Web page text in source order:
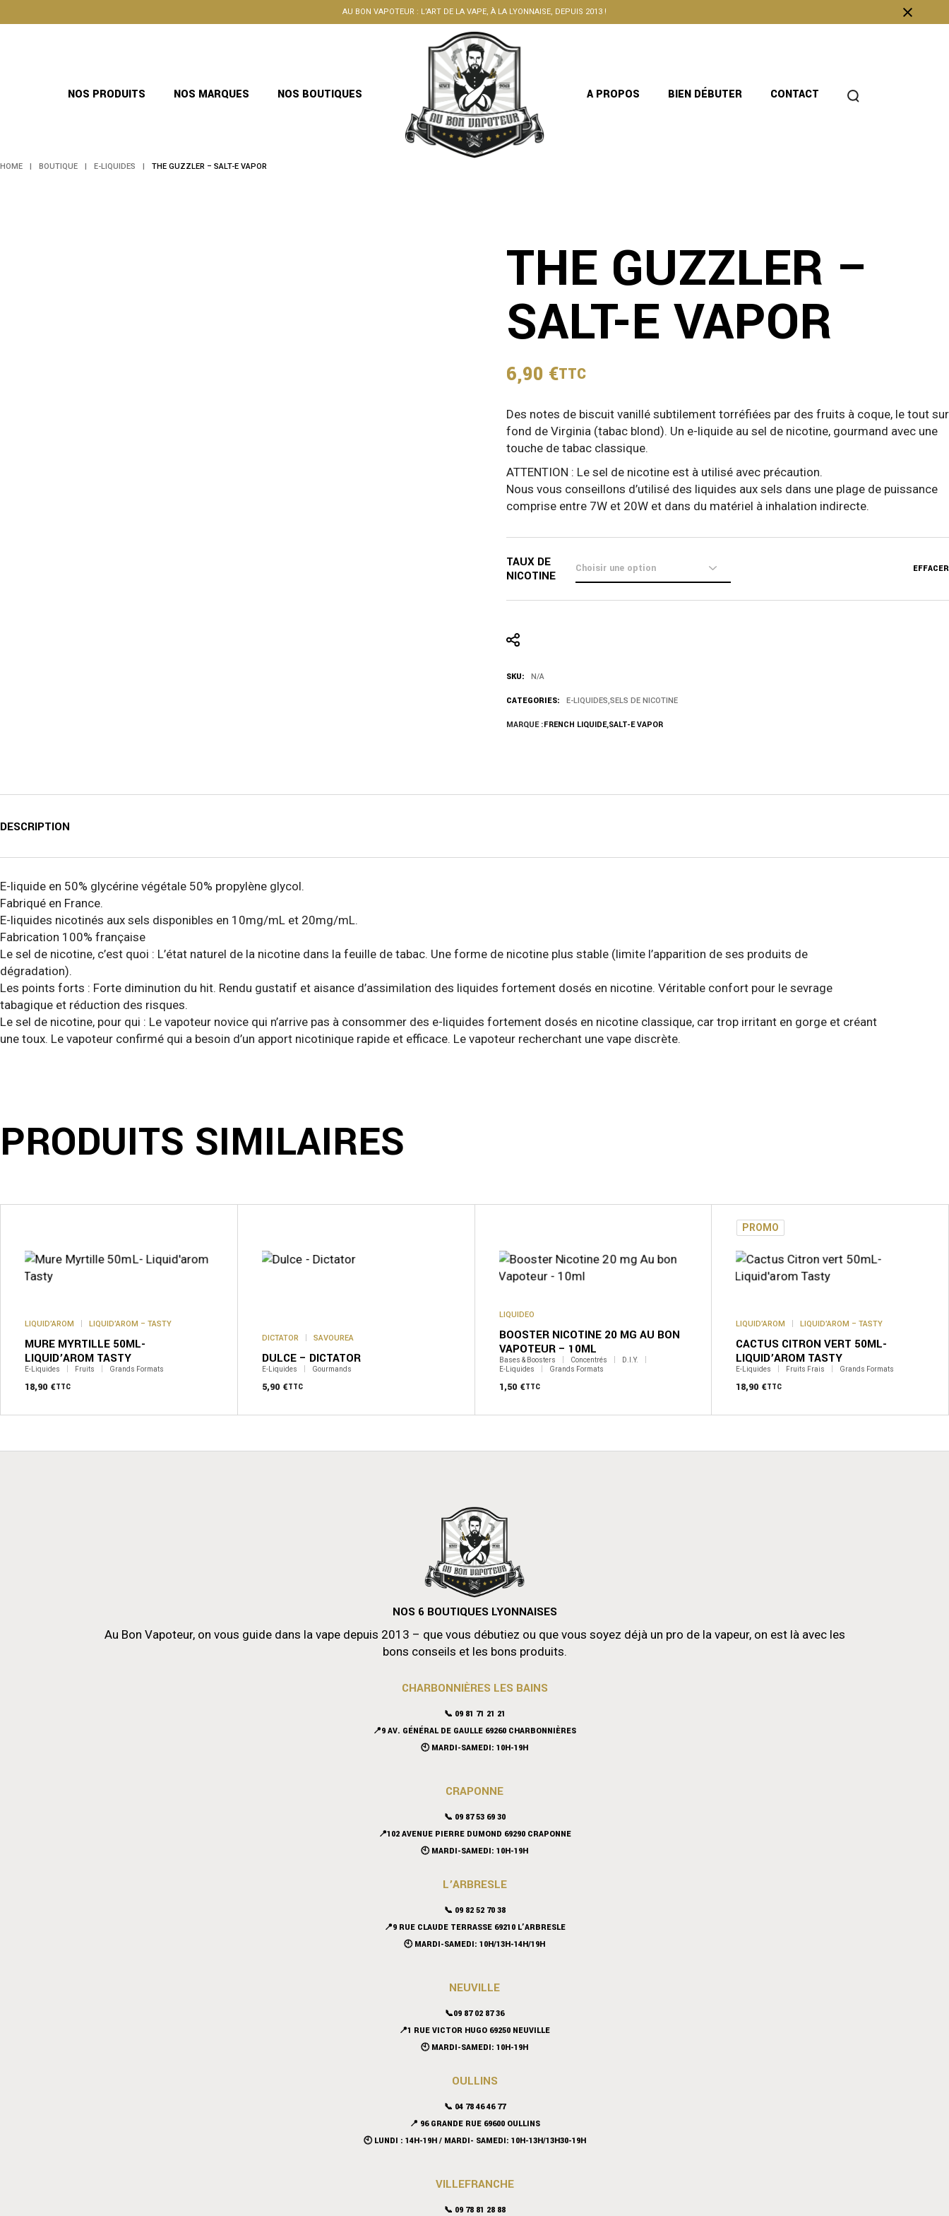
AU BON VAPOTEUR : L’ART DE LA VAPE, À LA LYONNAISE, DEPUIS 2013 !
NOS PRODUITS NOS MARQUES NOS BOUTIQUES A PROPOS BIEN DÉBUTER CONTACT
HOME BOUTIQUE E-LIQUIDES THE GUZZLER – SALT-E VAPOR
THE GUZZLER –
SALT-E VAPOR
6,90 €TTC
Des notes de biscuit vanillé subtilement torréfiées par des fruits à coque, le tout sur
fond de Virginia (tabac blond). Un e-liquide au sel de nicotine, gourmand avec une
touche de tabac classique.
ATTENTION : Le sel de nicotine est à utilisé avec précaution.
Nous vous conseillons d’utilisé des liquides aux sels dans une plage de puissance
comprise entre 7W et 20W et dans du matériel à inhalation indirecte.
TAUX DE
NICOTINE
EFFACER
SKU: N/A
CATEGORIES: E-LIQUIDES,SELS DE NICOTINE
MARQUE :FRENCH LIQUIDE,SALT-E VAPOR
DESCRIPTION
E-liquide en 50% glycérine végétale 50% propylène glycol.
Fabriqué en France.
E-liquides nicotinés aux sels disponibles en 10mg/mL et 20mg/mL.
Fabrication 100% française
Le sel de nicotine, c’est quoi : L’état naturel de la nicotine dans la feuille de tabac. Une forme de nicotine plus stable (limite l’apparition de ses produits de
dégradation).
Les points forts : Forte diminution du hit. Rendu gustatif et aisance d’assimilation des liquides fortement dosés en nicotine. Véritable confort pour le sevrage
tabagique et réduction des risques.
Le sel de nicotine, pour qui : Le vapoteur novice qui n’arrive pas à consommer des e-liquides fortement dosés en nicotine classique, car trop irritant en gorge et créant
une toux. Le vapoteur confirmé qui a besoin d’un apport nicotinique rapide et efficace. Le vapoteur recherchant une vape discrète.
PRODUITS SIMILAIRES
LIQUID’AROM LIQUID’AROM – TASTY
MURE MYRTILLE 50ML-
LIQUID’AROM TASTY
E-Liquides Fruits Grands Formats
18,90 €TTC
DICTATOR SAVOUREA
DULCE – DICTATOR
E-Liquides Gourmands
5,90 €TTC
variations.
page
LIQUIDEO
BOOSTER NICOTINE 20 MG AU BON
VAPOTEUR – 10ML
Bases & Boosters Concentrés
D.I.Y.
E-Liquides
Grands Formats
1,50 €TTC
PROMO
LIQUID’AROM LIQUID’AROM – TASTY
CACTUS CITRON VERT 50ML-
LIQUID’AROM TASTY
E-Liquides Fruits Frais Grands Formats
18,90 €TTC
NOS 6 BOUTIQUES LYONNAISES
Au Bon Vapoteur, on vous guide dans la vape depuis 2013 – que vous débutiez ou que vous soyez déjà un pro de la vapeur, on est là avec les
bons conseils et les bons produits.
CHARBONNIÈRES LES BAINS
📞 09 81 71 21 21
📍9 AV. GÉNÉRAL DE GAULLE 69260 CHARBONNIÈRES
🕙 MARDI-SAMEDI: 10H-19H
CRAPONNE
📞 09 87 53 69 30
📍102 AVENUE PIERRE DUMOND 69290 CRAPONNE
🕙 MARDI-SAMEDI: 10H-19H
L’ARBRESLE
📞 09 82 52 70 38
📍9 RUE CLAUDE TERRASSE 69210 L’ARBRESLE
🕙 MARDI-SAMEDI: 10H/13H-14H/19H
NEUVILLE
📞09 87 02 87 36
📍1 RUE VICTOR HUGO 69250 NEUVILLE
🕙 MARDI-SAMEDI: 10H-19H
OULLINS
📞 04 78 46 46 77
📍 96 GRANDE RUE 69600 OULLINS
🕙 LUNDI : 14H-19H / MARDI- SAMEDI: 10H-13H/13H30-19H
VILLEFRANCHE
📞 09 78 81 28 88